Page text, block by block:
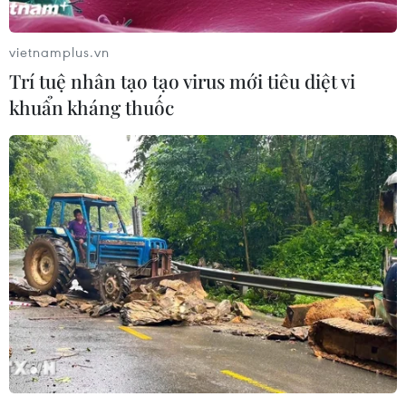
EU triển khai mạng vệ tinh riêng,
củng cố chủ quyền số
08/08/2026 04:15
Liên hợp quốc kêu gọi chấm dứt tấn
công dân thường trong xung đột
Nga-Ukraine
07/08/2026 04:29
Chính sách nhà ở của nước Anh -
Góc tham chiếu cho Việt Nam
07/08/2026 04:08
Bỉ tìm ra hướng đi mới trong điều trị
vietnamplus.vn
Trí tuệ nhân tạo tạo virus mới tiêu diệt vi
khuẩn kháng thuốc